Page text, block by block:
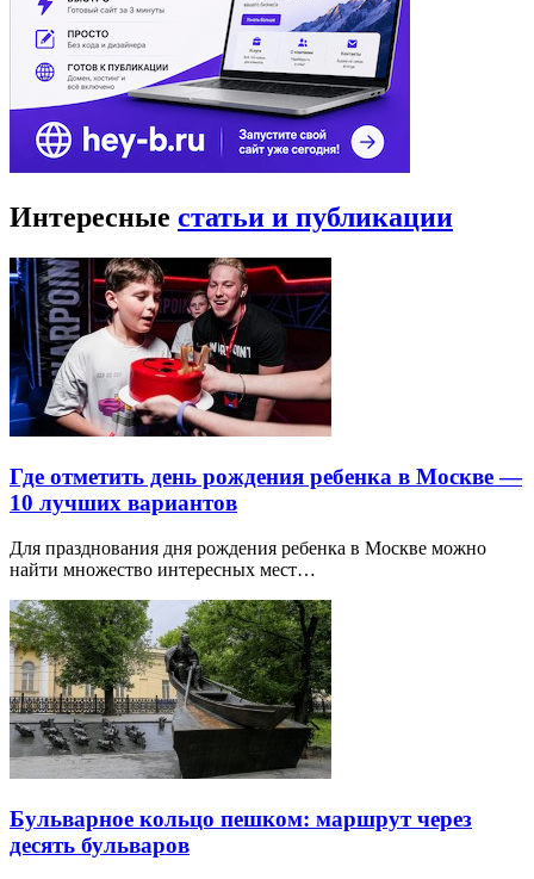
Интересные статьи и публикации
Где отметить день рождения ребенка в Москве —
10 лучших вариантов
Для празднования дня рождения ребенка в Москве можно
найти множество интересных мест…
Бульварное кольцо пешком: маршрут через
десять бульваров